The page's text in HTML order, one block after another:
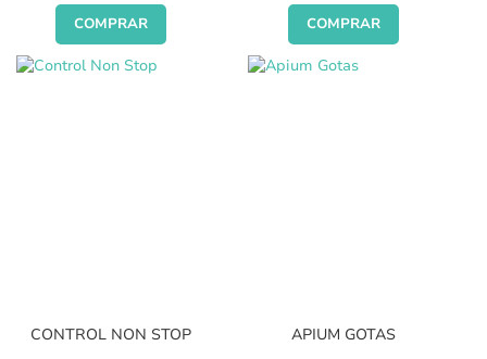
COMPRAR COMPRAR
CONTROL NON STOP APIUM GOTAS